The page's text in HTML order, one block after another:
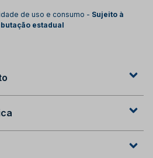
de uso e consumo - Sujeito à
estadual